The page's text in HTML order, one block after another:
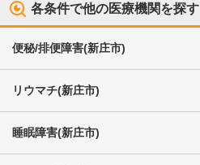
各条件で他の医療機関を探す
便秘/排便障害(新庄市)
リウマチ(新庄市)
睡眠障害(新庄市)